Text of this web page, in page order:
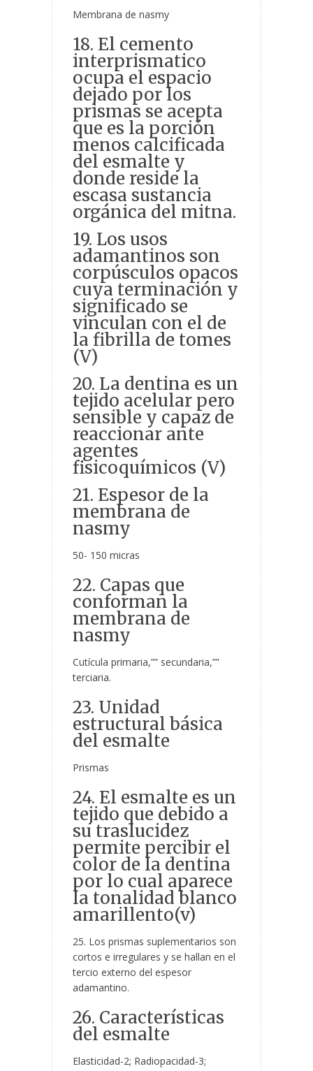
Membrana de nasmy
18. El cemento
interprismatico
ocupa el espacio
dejado por los
prismas se acepta
que es la porción
menos calcificada
del esmalte y
donde reside la
escasa sustancia
orgánica del mitna.
19. Los usos
adamantinos son
corpúsculos opacos
cuya terminación y
significado se
vinculan con el de
la fibrilla de tomes
(V)
20. La dentina es un
tejido acelular pero
sensible y capaz de
reaccionar ante
agentes
fisicoquímicos (V)
21. Espesor de la
membrana de
nasmy
50- 150 micras
22. Capas que
conforman la
membrana de
nasmy
Cutícula primaria,”” secundaria,””
terciaria.
23. Unidad
estructural básica
del esmalte
Prismas
24. El esmalte es un
tejido que debido a
su traslucidez
permite percibir el
color de la dentina
por lo cual aparece
la tonalidad blanco
amarillento(v)
25. Los prismas suplementarios son
cortos e irregulares y se hallan en el
tercio externo del espesor
adamantino.
26. Características
del esmalte
Elasticidad-2; Radiopacidad-3;